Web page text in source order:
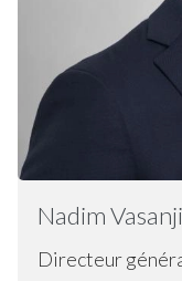
NadimVasanji
Directeur